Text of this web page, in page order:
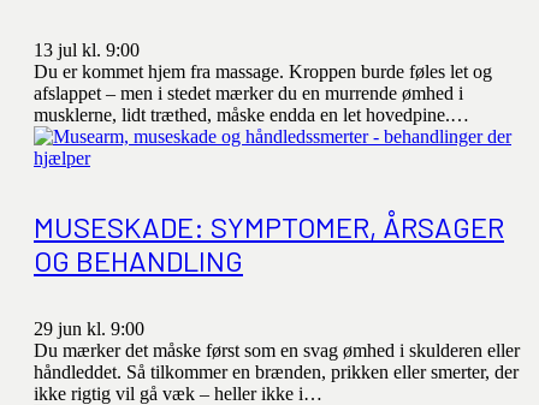
13 jul kl. 9:00
Du er kommet hjem fra massage. Kroppen burde føles let og
afslappet – men i stedet mærker du en murrende ømhed i
musklerne, lidt træthed, måske endda en let hovedpine.…
MUSESKADE: SYMPTOMER, ÅRSAGER
OG BEHANDLING
29 jun kl. 9:00
Du mærker det måske først som en svag ømhed i skulderen eller
håndleddet. Så tilkommer en brænden, prikken eller smerter, der
ikke rigtig vil gå væk – heller ikke i…